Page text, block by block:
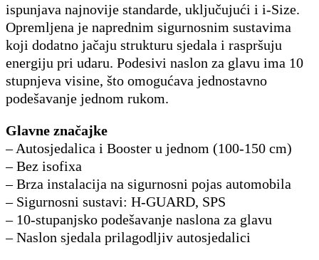
ispunjava najnovije standarde, uključujući i i-Size.
Opremljena je naprednim sigurnosnim sustavima
koji dodatno jačaju strukturu sjedala i raspršuju
energiju pri udaru. Podesivi naslon za glavu ima 10
stupnjeva visine, što omogućava jednostavno
podešavanje jednom rukom.
Glavne značajke
– Autosjedalica i Booster u jednom (100-150 cm)
– Bez isofixa
– Brza instalacija na sigurnosni pojas automobila
– Sigurnosni sustavi: H-GUARD, SPS
– 10-stupanjsko podešavanje naslona za glavu
– Naslon sjedala prilagodljiv autosjedalici